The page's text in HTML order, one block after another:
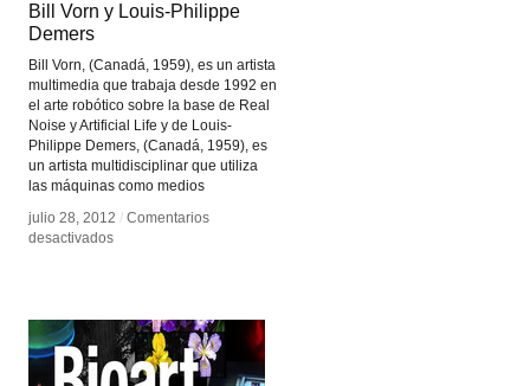
Bill Vorn y Louis-Philippe
Demers
Bill Vorn, (Canadá, 1959), es un artista
multimedia que trabaja desde 1992 en
el arte robótico sobre la base de Real
Noise y Artificial Life y de Louis-
Philippe Demers, (Canadá, 1959), es
un artista multidisciplinar que utiliza
las máquinas como medios
julio 28, 2012 / Comentarios
desactivadosen
Louis-
Philippe
Demers
Bill Vorn y Louis-Philippe
Demers
julio 28, 2012 / Comentarios
desactivadosen
Louis-
Philippe
Demers